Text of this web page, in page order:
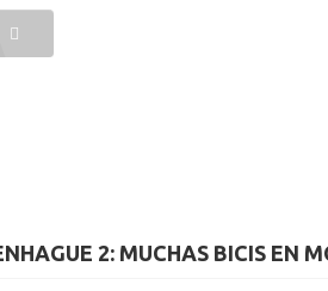
2: MUCHAS BICIS EN